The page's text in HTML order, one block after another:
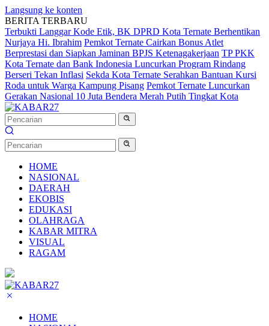
Langsung ke konten
BERITA TERBARU
Terbukti Langgar Kode Etik, BK DPRD Kota Ternate Berhentikan
Nurjaya Hi. Ibrahim Pemkot Ternate Cairkan Bonus Atlet
Berprestasi dan Siapkan Jaminan BPJS Ketenagakerjaan TP PKK
Kota Ternate dan Bank Indonesia Luncurkan Program Rindang
Berseri Tekan Inflasi Sekda Kota Ternate Serahkan Bantuan Kursi
Roda untuk Warga Kampung Pisang Pemkot Ternate Luncurkan
Gerakan Nasional 10 Juta Bendera Merah Putih Tingkat Kota
HOME
NASIONAL
DAERAH
EKOBIS
EDUKASI
OLAHRAGA
KABAR MITRA
VISUAL
RAGAM
HOME